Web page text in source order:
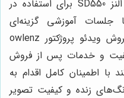
دهد. خرید مینی ویدئو پروژکتور النز SD550 برای استفاده در
جلسات آموزشی گزینه‌ای
مقرون‌به‌صرفه و کاربردی است. فروش ویدئو پروژکتور owlenz
و خدمات پس از فروش
با اطمینان کامل اقدام به
زنده و کیفیت تصویر